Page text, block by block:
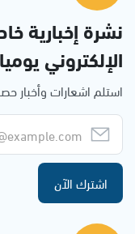
نشرة إخبارية
الإلكتروني يوميا
استلم اشعارات وأخبار
اشترك الآن